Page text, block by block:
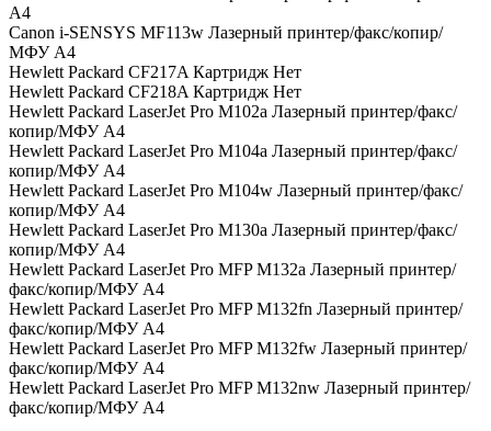
A4
Canon i-SENSYS MF113w Лазерный принтер/факс/копир/
МФУ A4
Hewlett Packard CF217A Картридж Нет
Hewlett Packard CF218A Картридж Нет
Hewlett Packard LaserJet Pro M102a Лазерный принтер/факс/
копир/МФУ A4
Hewlett Packard LaserJet Pro M104a Лазерный принтер/факс/
копир/МФУ A4
Hewlett Packard LaserJet Pro M104w Лазерный принтер/факс/
копир/МФУ A4
Hewlett Packard LaserJet Pro M130a Лазерный принтер/факс/
копир/МФУ A4
Hewlett Packard LaserJet Pro MFP M132a Лазерный принтер/
факс/копир/МФУ A4
Hewlett Packard LaserJet Pro MFP M132fn Лазерный принтер/
факс/копир/МФУ A4
Hewlett Packard LaserJet Pro MFP M132fw Лазерный принтер/
факс/копир/МФУ A4
Hewlett Packard LaserJet Pro MFP M132nw Лазерный принтер/
факс/копир/МФУ A4